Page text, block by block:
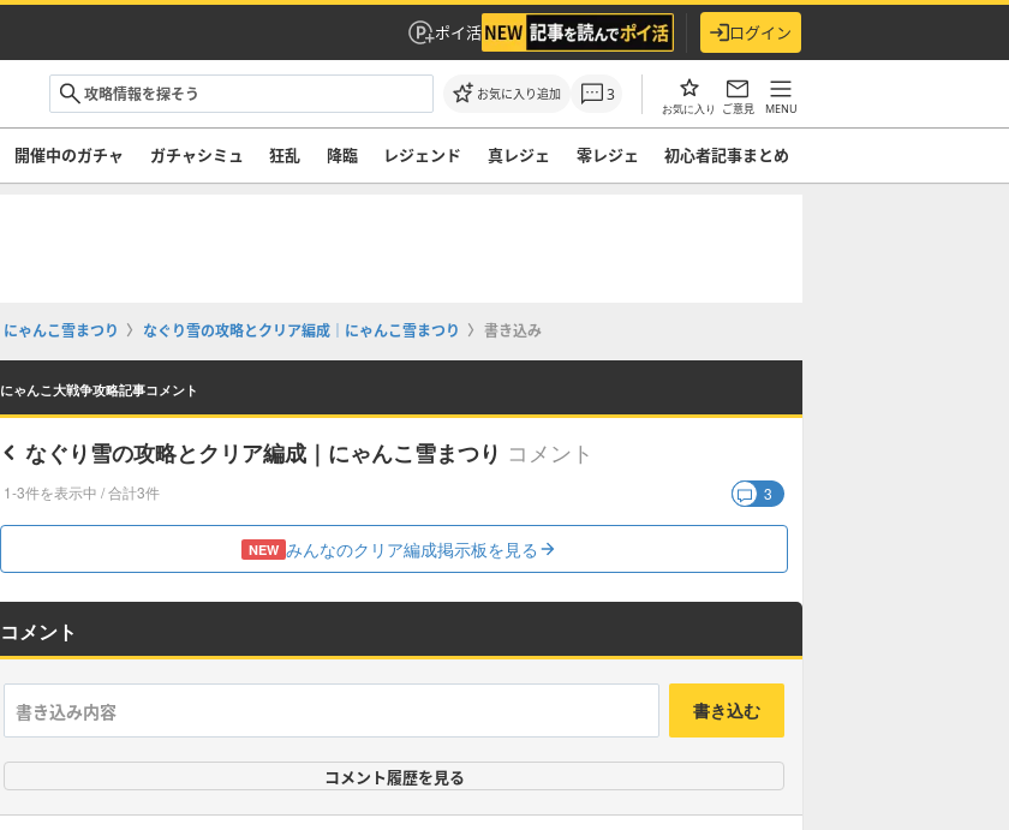
ポイ活 ログイン
お気に入り追加 3
お気に入り ご意見 MENU
開催中のガチャ ガチャシミュ 狂乱 降臨 レジェンド 真レジェ 零レジェ 初心者記事まとめ
にゃんこ雪まつり なぐり雪の攻略とクリア編成｜にゃんこ雪まつり 書き込み
にゃんこ大戦争攻略記事コメント
なぐり雪の攻略とクリア編成｜にゃんこ雪まつり コメント
1-3件を表示中 / 合計3件 3
NEW みんなのクリア編成掲示板を見る
コメント
書き込む
コメント履歴を見る